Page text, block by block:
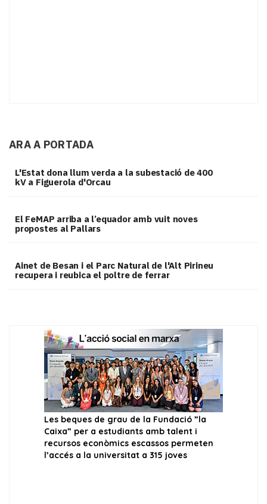
ARA A PORTADA
L'Estat dona llum verda a la subestació de 400
kV a Figuerola d'Orcau
El FeMAP arriba a l’equador amb vuit noves
propostes al Pallars
Ainet de Besan i el Parc Natural de l'Alt Pirineu
recupera i reubica el poltre de ferrar